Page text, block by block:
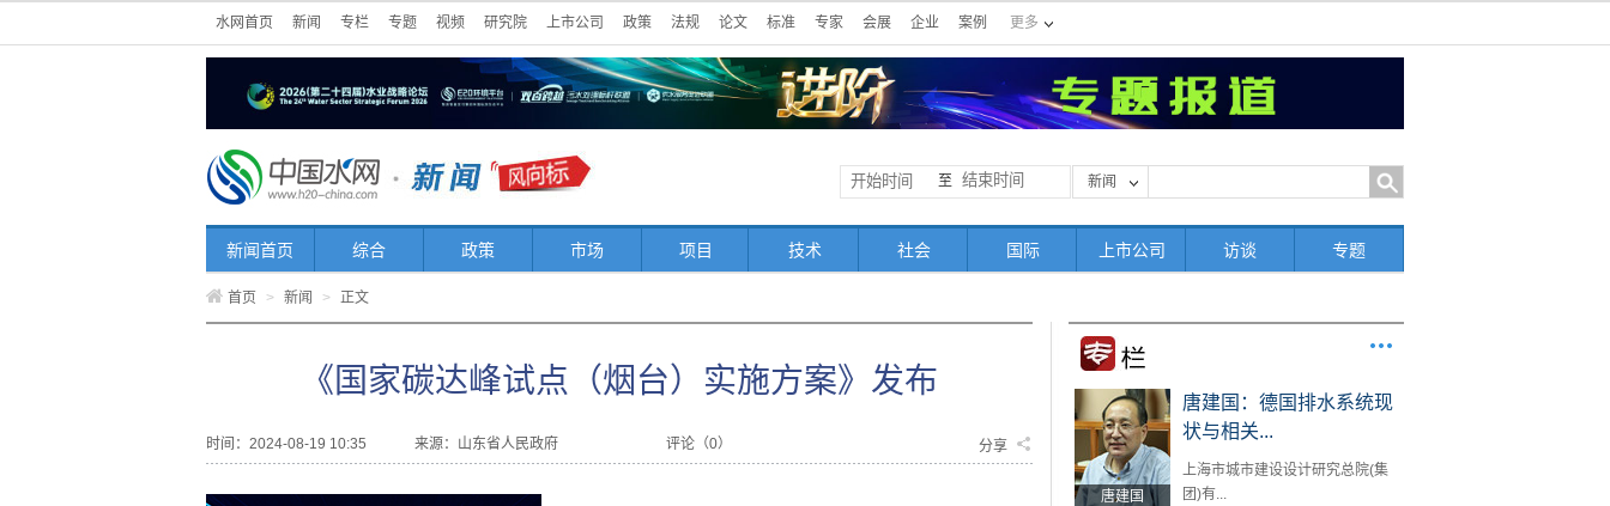
水网首页 新闻 专栏 专题 视频 研究院 上市公司 政策 法规 论文 标准 专家 会展 企业 案例 更多
至 新闻
新闻首页 综合 政策 市场 项目 技术 社会 国际 上市公司 访谈 专题
首页 > 新闻 > 正文
《国家碳达峰试点（烟台）实施方案》发布
时间：2024-08-19 10:35 来源： 山东省人民政府 评论（0） 分享
唐建国
唐建国：德国排水系统现
状与相关...
上海市城市建设设计研究总院(集
团)有...